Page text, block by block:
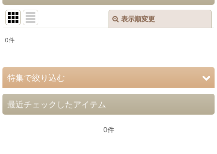
表示順変更
並び順 :
0件
特集で絞り込む
Miyako Island Series
最近チェックしたアイテム
0件